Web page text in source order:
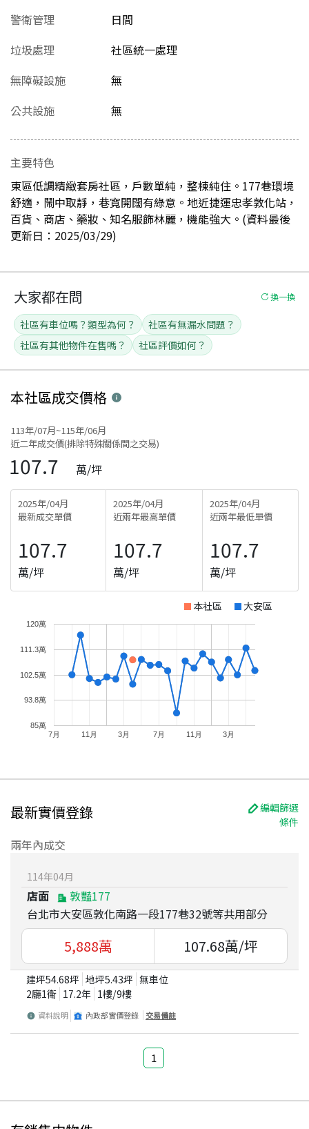
警衛管理
日間
垃圾處理
社區統一處理
無障礙設施
無
公共設施
無
主要特色
東區低調精緻套房社區，戶數單純，整棟純住。177巷環境
舒適，鬧中取靜，巷寬開闊有綠意。地近捷運忠孝敦化站，
百貨、商店、藥妝、知名服飾林麗，機能強大。(資料最後
更新日：2025/03/29)
大家都在問 換一換
社區有車位嗎？類型為何？
社區有無漏水問題？
社區有其他物件在售嗎？
社區評價如何？
本社區成交價格
113年/07月~115年/06月
近二年成交價(排除特殊關係間之交易)
107.7 萬/坪
2025年/04月
最新成交單價
107.7
萬/坪
2025年/04月
近兩年最高單價
107.7
萬/坪
2025年/04月
近兩年最低單價
107.7
萬/坪
本社區 大安區
7月 11月 3月 7月 11月 3月
85萬
93.8萬
102.5萬
111.3萬
120萬
最新實價登錄
編輯篩選
條件
兩年內成交
114年04月
店面
敦豔177
台北市大安區敦化南路一段177巷32號等共用部分
5,888萬 107.68萬/坪
建坪54.68坪 地坪5.43坪 無車位
2廳1衛 17.2年 1樓/9樓
資料說明 內政部實價登錄 交易備註
1